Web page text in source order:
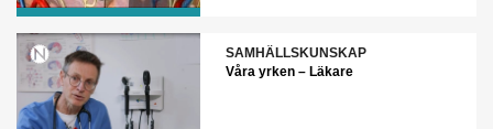
SAMHÄLLSKUNSKAP
Våra yrken – Läkare